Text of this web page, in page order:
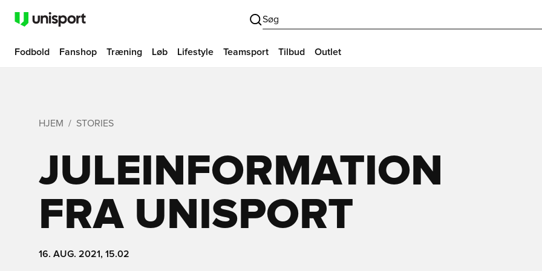
Søg
Fodbold Fanshop Træning Løb Lifestyle Teamsport Tilbud Outlet
HJEM STORIES
JULEINFORMATION
FRA UNISPORT
16. AUG. 2021, 15.02